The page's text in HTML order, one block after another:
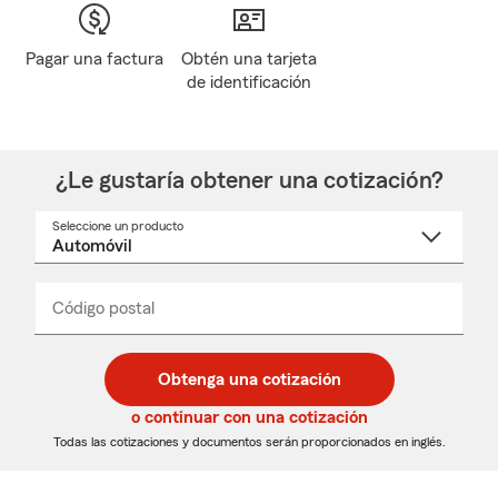
Pagar una factura
Obtén una tarjeta
de identificación
¿Le gustaría obtener una cotización?
Seleccione un producto
desplegable
Código postal
de
5
dígitos
de
5
dígitos
_____
Obtenga una cotización
o continuar con una cotización
Todas las cotizaciones y documentos serán proporcionados en inglés.